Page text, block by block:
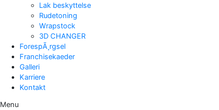
Lak beskyttelse
Rudetoning
Wrapstock
3D CHANGER
ForespÃ¸rgsel
Franchisekaeder
Galleri
Karriere
Kontakt
Menu